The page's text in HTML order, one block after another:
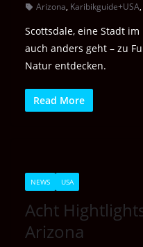
Arizona, Karibikguide+USA,
Scottsdale, eine Stadt im
auch anders geht – zu
Natur entdecken.
Read More
NEWS USA
Acht
Arizona